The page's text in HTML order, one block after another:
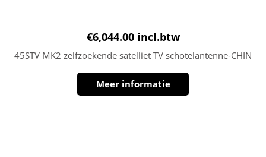
€6,044.00 incl.btw
45STV MK2 zelfzoekende satelliet TV schotelantenne-CHIN
Meer informatie